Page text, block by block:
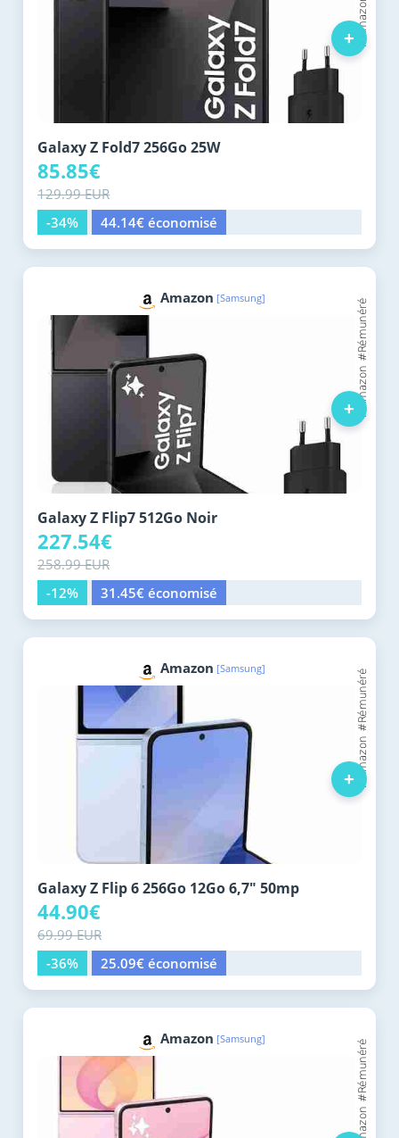
Galaxy Z Fold7 256Go 25W
85.85€
129.99 EUR
-34%
44.14€ économisé
+
Amazon [Samsung]
Galaxy Z Flip7 512Go Noir
227.54€
258.99 EUR
-12%
31.45€ économisé
+
Amazon [Samsung]
Galaxy Z Flip 6 256Go 12Go 6,7" 50mp
44.90€
69.99 EUR
-36%
25.09€ économisé
+
Amazon [Samsung]